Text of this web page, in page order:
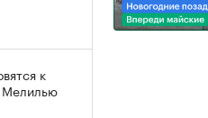
к
Мелилью